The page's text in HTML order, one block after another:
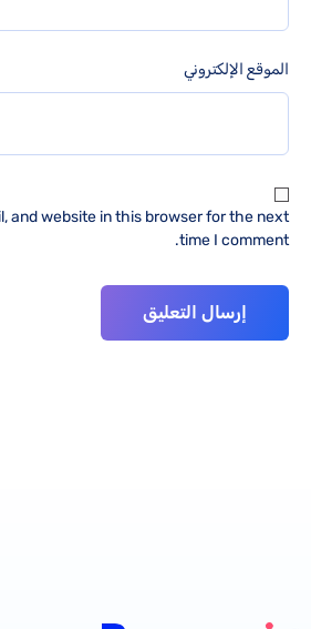
الموقع الإلكتروني
and website in this browser for the next
time I comment.